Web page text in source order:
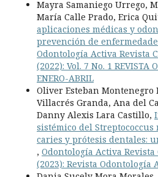
Mayra Samaniego Urrego,
María Calle Prado, Erica
aplicaciones médicas y
prevención de
Odontología Activa Revista
(2022): Vol. 7 No. 1 REVISTA
ENERO-ABRIL
Oliver Esteban Montenegro
Villacrés Granda, Ana del
Danny Alexis Lara Castillo,
sistémico del
caries y prótesis dentales:
, Odontología Activa Revista
(2023): Revista